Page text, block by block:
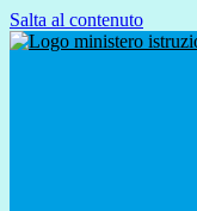
Salta al contenuto